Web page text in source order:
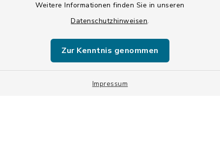
Weitere Informationen finden Sie in unseren
Datenschutzhinweisen.
Zur Kenntnis genommen
Impressum
Datenschutz
Sitemap